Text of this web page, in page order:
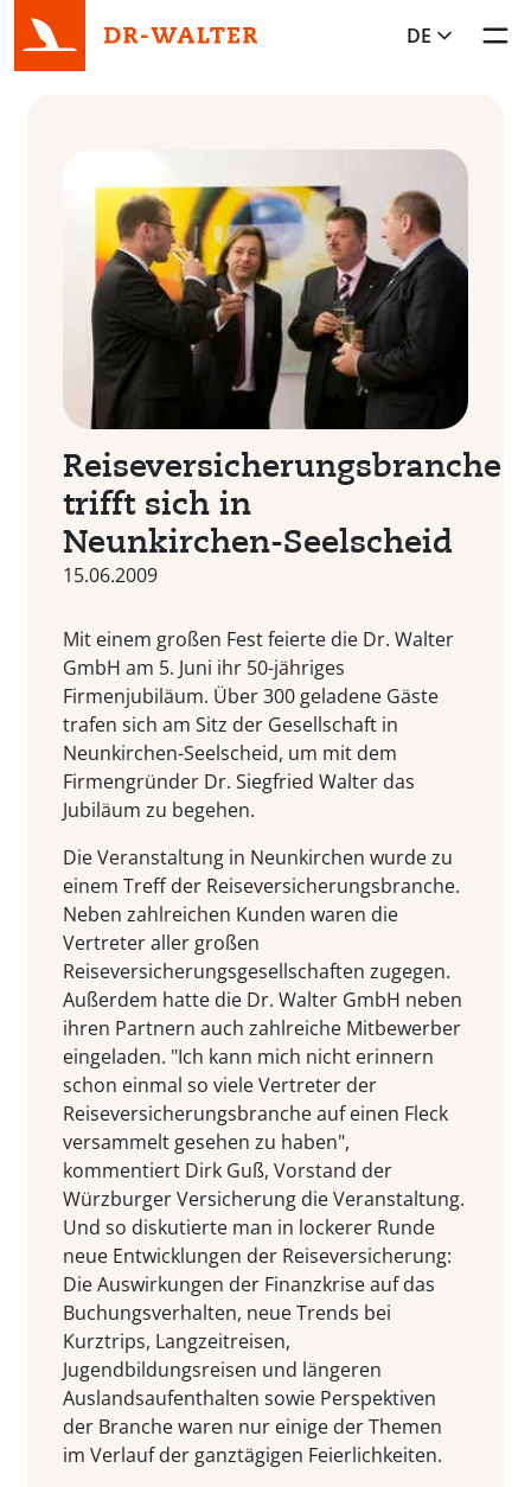
DE
Reiseversicherungsbranche
trifft sich in
Neunkirchen-Seelscheid
15.06.2009
Mit einem großen Fest feierte die Dr. Walter
GmbH am 5. Juni ihr 50-jähriges
Firmenjubiläum. Über 300 geladene Gäste
trafen sich am Sitz der Gesellschaft in
Neunkirchen-Seelscheid, um mit dem
Firmengründer Dr. Siegfried Walter das
Jubiläum zu begehen.
Die Veranstaltung in Neunkirchen wurde zu
einem Treff der Reiseversicherungsbranche.
Neben zahlreichen Kunden waren die
Vertreter aller großen
Reiseversicherungsgesellschaften zugegen.
Außerdem hatte die Dr. Walter GmbH neben
ihren Partnern auch zahlreiche Mitbewerber
eingeladen. "Ich kann mich nicht erinnern
schon einmal so viele Vertreter der
Reiseversicherungsbranche auf einen Fleck
versammelt gesehen zu haben",
kommentiert Dirk Guß, Vorstand der
Würzburger Versicherung die Veranstaltung.
Und so diskutierte man in lockerer Runde
neue Entwicklungen der Reiseversicherung:
Die Auswirkungen der Finanzkrise auf das
Buchungsverhalten, neue Trends bei
Kurztrips, Langzeitreisen,
Jugendbildungsreisen und längeren
Auslandsaufenthalten sowie Perspektiven
der Branche waren nur einige der Themen
im Verlauf der ganztägigen Feierlichkeiten.